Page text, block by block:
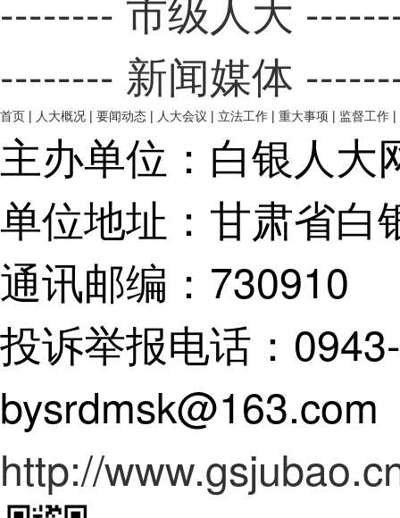
-------- 新闻媒体
首页 | 人大概况 | 要闻动态 | 人大会议 | 立法工作 | 重大事项 | 监督工作 |
主办单位：白银人大
单位地址：甘肃省白
通讯邮编：730910
投诉举报电话：
bysrdmsk@163.com
http://